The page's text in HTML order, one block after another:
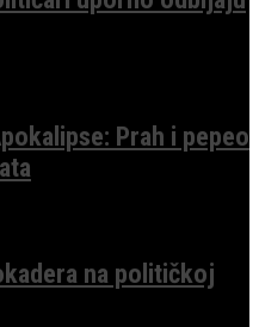
Prah i pepeo
na političkoj